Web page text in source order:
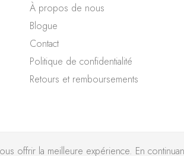
À propos de nous
Blogue
Contact
Politique de confidentialité
Retours et remboursements
offrir la meilleure expérience. En